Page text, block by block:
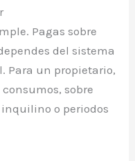
Pagas sobre
del sistema
Para un propietario,
sobre
o periodos